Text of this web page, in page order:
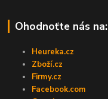
Ohodnoťte nás na:
Heureka.cz
Zboží.cz
Firmy.cz
Facebook.com